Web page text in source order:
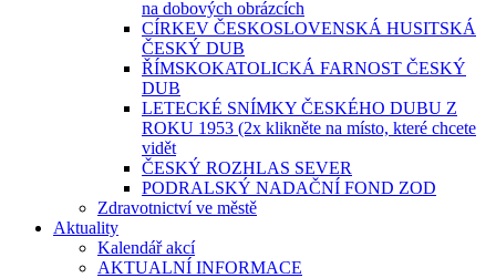
na dobových obrázcích
CÍRKEV ČESKOSLOVENSKÁ HUSITSKÁ
ČESKÝ DUB
ŘÍMSKOKATOLICKÁ FARNOST ČESKÝ
DUB
LETECKÉ SNÍMKY ČESKÉHO DUBU Z
ROKU 1953 (2x klikněte na místo, které chcete
vidět
ČESKÝ ROZHLAS SEVER
PODRALSKÝ NADAČNÍ FOND ZOD
Zdravotnictví ve městě
Aktuality
Kalendář akcí
AKTUALNÍ INFORMACE